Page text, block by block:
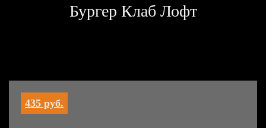
Бургер Клаб Лофт
435 руб.